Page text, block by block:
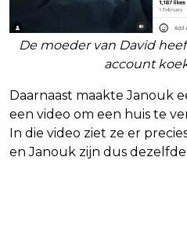
De moeder van David
account
Daarnaast maakte Janouk
een video om een huis te
In die video ziet ze er
en Janouk zijn dus